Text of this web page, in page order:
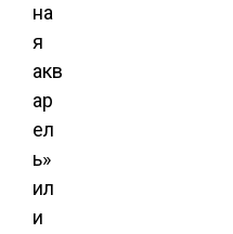
на
я
акв
ар
ел
ь»
ил
и